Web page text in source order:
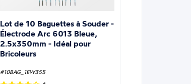
Lot de 10 Baguettes à Souder -
Électrode Arc 6013 Bleue,
2.5x350mm - Idéal pour
Bricoleurs
#10BAG_1EW355